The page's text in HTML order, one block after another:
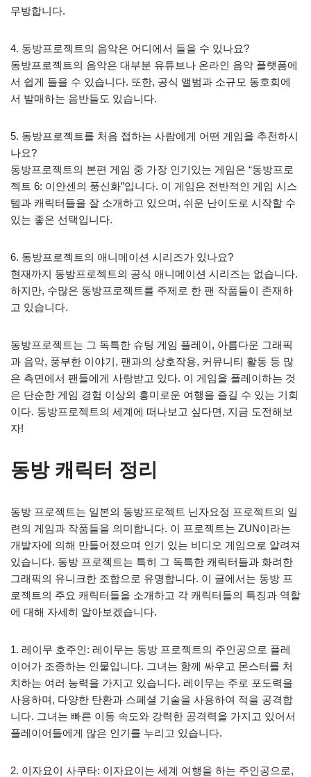
무방합니다.
4. 동방프로젝트의 음악은 어디에서 들을 수 있나요?
동방프로젝트의 음악은 대부분 유튜브나 온라인 음악 플랫폼에
서 쉽게 들을 수 있습니다. 또한, 공식 앨범과 소규모 동호회에
서 발매하는 음반들도 있습니다.
5. 동방프로젝트를 처음 접하는 사람에게 어떤 게임을 추천하시
나요?
동방프로젝트의 본편 게임 중 가장 인기있는 게임은 “동방프로
젝트 6: 이안센의 풍신화”입니다. 이 게임은 전반적인 게임 시스
템과 캐릭터들을 잘 소개하고 있으며, 쉬운 난이도로 시작할 수
있는 좋은 선택입니다.
6. 동방프로젝트의 애니메이션 시리즈가 있나요?
현재까지 동방프로젝트의 공식 애니메이션 시리즈는 없습니다.
하지만, 수많은 동방프로젝트를 주제로 한 팬 작품들이 존재하
고 있습니다.
동방프로젝트는 그 독특한 슈팅 게임 플레이, 아름다운 그래픽
과 음악, 풍부한 이야기, 팬과의 상호작용, 커뮤니티 활동 등 많
은 측면에서 팬들에게 사랑받고 있다. 이 게임을 플레이하는 것
은 단순한 게임 경험 이상의 흥미로운 여행을 즐길 수 있는 기회
이다. 동방프로젝트의 세계에 떠나보고 싶다면, 지금 도전해보
자!
동방 캐릭터 정리
동방 프로젝트는 일본의 동방프로젝트 닌자요정 프로젝트의 일
련의 게임과 작품들을 의미합니다. 이 프로젝트는 ZUN이라는
개발자에 의해 만들어졌으며 인기 있는 비디오 게임으로 알려져
있습니다. 동방 프로젝트는 특히 그 독특한 캐릭터들과 화려한
그래픽의 유니크한 조합으로 유명합니다. 이 글에서는 동방 프
로젝트의 주요 캐릭터들을 소개하고 각 캐릭터들의 특징과 역할
에 대해 자세히 알아보겠습니다.
1. 레이무 호주인: 레이무는 동방 프로젝트의 주인공으로 플레
이어가 조종하는 인물입니다. 그녀는 함께 싸우고 몬스터를 처
치하는 여러 능력을 가지고 있습니다. 레이무는 주로 포도력을
사용하며, 다양한 탄환과 스페셜 기술을 사용하여 적을 공격합
니다. 그녀는 빠른 이동 속도와 강력한 공격력을 가지고 있어서
플레이어들에게 많은 인기를 누리고 있습니다.
2. 이자요이 사쿠타: 이자요이는 세계 여행을 하는 주인공으로,